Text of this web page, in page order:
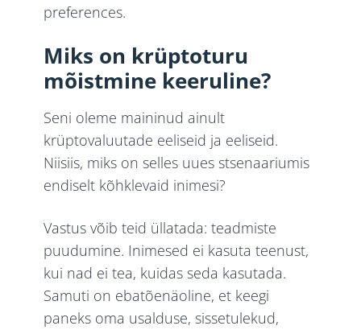
preferences.
Miks on krüptoturu
mõistmine keeruline?
Seni oleme maininud ainult
krüptovaluutade eeliseid ja eeliseid.
Niisiis, miks on selles uues stsenaariumis
endiselt kõhklevaid inimesi?
Vastus võib teid üllatada: teadmiste
puudumine. Inimesed ei kasuta teenust,
kui nad ei tea, kuidas seda kasutada.
Samuti on ebatõenäoline, et keegi
paneks oma usalduse, sissetulekud,